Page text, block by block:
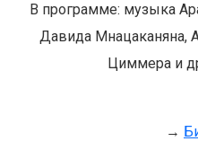
В программе: музыка
Давида Мнацаканяна,
Циммера и
→